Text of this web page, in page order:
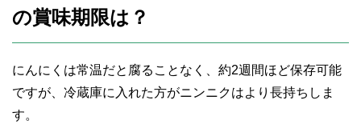
の賞味期限は？
にんにくは常温だと腐ることなく、約2週間ほど保存可能
ですが、冷蔵庫に入れた方がニンニクはより長持ちしま
す。